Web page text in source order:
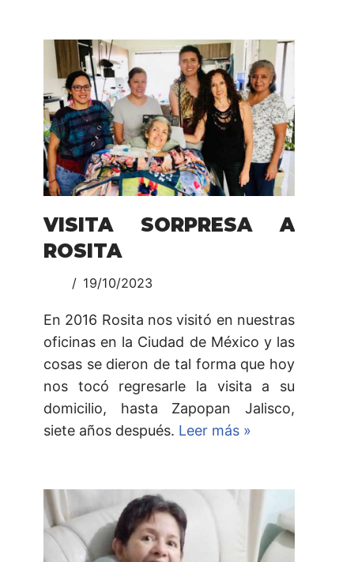
VISITA SORPRESA A
ROSITA
19/10/2023
En 2016 Rosita nos visitó en nuestras
oficinas en la Ciudad de México y las
cosas se dieron de tal forma que hoy
nos tocó regresarle la visita a su
domicilio, hasta Zapopan Jalisco,
siete años después. Leer más »